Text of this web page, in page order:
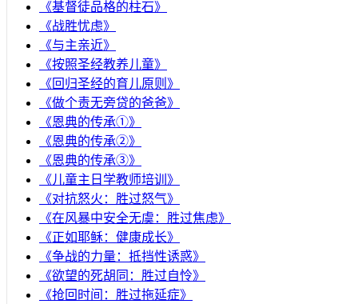
《基督徒品格的柱石》
《战胜忧虑》
《与主亲近》
《按照圣经教养儿童》
《回归圣经的育儿原则》
《做个责无旁贷的爸爸》
《恩典的传承①》
《恩典的传承②》
《恩典的传承③》
《儿童主日学教师培训》
《对抗怒火：胜过怒气》
《在风暴中安全无虞：胜过焦虑》
《正如耶稣：健康成长》
《争战的力量：抵挡性诱惑》
《欲望的死胡同：胜过自怜》
《抢回时间：胜过拖延症》